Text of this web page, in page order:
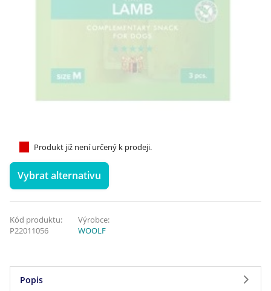
Produkt již není určený k prodeji.
Vybrat alternativu
Kód produktu:
P22011056
Výrobce:
WOOLF
Popis